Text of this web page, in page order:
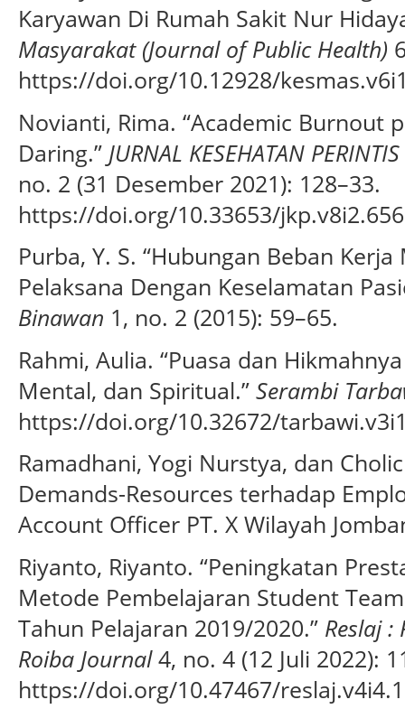
Karyawan Di Rumah Sakit Nur
Masyarakat (Journal of Public Health)
https://doi.org/10.12928/
Novianti, Rima. “Academic Burnout
Daring.” JURNAL KESEHATAN
no. 2 (31 Desember 2021): 128–33.
https://doi.org/10.33653/
Purba, Y. S. “Hubungan Beban
Pelaksana Dengan Keselamatan
Binawan 1, no. 2 (2015): 59–65.
Rahmi, Aulia. “Puasa dan
Mental, dan Spiritual.” Serambi
https://doi.org/10.32672/
Ramadhani, Yogi Nurstya, dan
Demands-Resources terhadap
Account Officer PT. X Wilayah
Riyanto, Riyanto. “Peningkatan
Metode Pembelajaran Student
Tahun Pelajaran 2019/2020.” Reslaj :
Roiba Journal4, no. 4 (12 Juli 2022):
https://doi.org/10.47467/